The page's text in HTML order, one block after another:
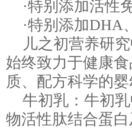
·特别添加活性
·特别添加DHA
儿之初营养研究
始终致力于健康
质、配方科学的婴
牛初乳：牛初乳
物活性肽结合蛋